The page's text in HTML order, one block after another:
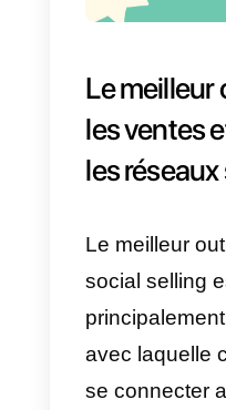
confiance
à établir.
2) Offrez
contenu
Le
pour
garder à